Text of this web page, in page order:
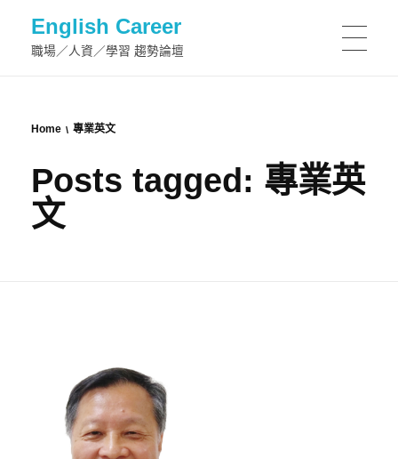
English Career
職場／人資／學習 趨勢論壇
Home 專業英文
Posts tagged: 專業英
文